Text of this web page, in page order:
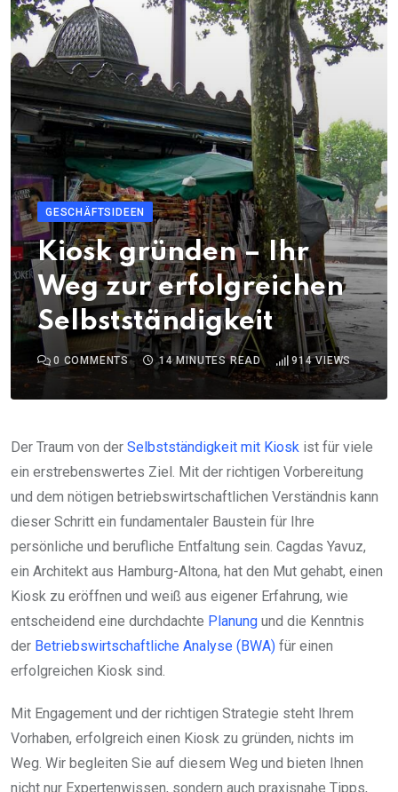
GESCHÄFTSIDEEN
Kiosk gründen – Ihr
Weg zur erfolgreichen
Selbstständigkeit
0 COMMENTS 14 MINUTES READ 914VIEWS
Der Traum von der Selbstständigkeit mit Kiosk ist für viele
ein erstrebenswertes Ziel. Mit der richtigen Vorbereitung
und dem nötigen betriebswirtschaftlichen Verständnis kann
dieser Schritt ein fundamentaler Baustein für Ihre
persönliche und berufliche Entfaltung sein. Cagdas Yavuz,
ein Architekt aus Hamburg-Altona, hat den Mut gehabt, einen
Kiosk zu eröffnen und weiß aus eigener Erfahrung, wie
entscheidend eine durchdachte Planung und die Kenntnis
der Betriebswirtschaftliche Analyse (BWA) für einen
erfolgreichen Kiosk sind.
Mit Engagement und der richtigen Strategie steht Ihrem
Vorhaben, erfolgreich einen Kiosk zu gründen, nichts im
Weg. Wir begleiten Sie auf diesem Weg und bieten Ihnen
nicht nur Expertenwissen, sondern auch praxisnahe Tipps,